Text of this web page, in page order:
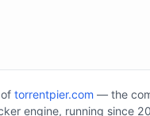
torrentpier.com — the
engine, running since